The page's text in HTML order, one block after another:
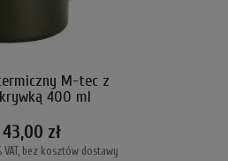
M-tec z
400 ml
43,00 zł
VAT, bez kosztów dostawy